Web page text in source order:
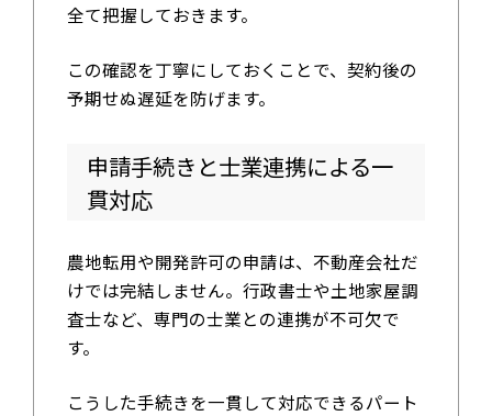
全て把握しておきます。
この確認を丁寧にしておくことで、契約後の
予期せぬ遅延を防げます。
申請手続きと士業連携による一
貫対応
農地転用や開発許可の申請は、不動産会社だ
けでは完結しません。行政書士や土地家屋調
査士など、専門の士業との連携が不可欠で
す。
こうした手続きを一貫して対応できるパート